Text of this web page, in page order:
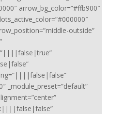
arrow_bg_color=”#ffb900″
outside”
_module_preset=”default”